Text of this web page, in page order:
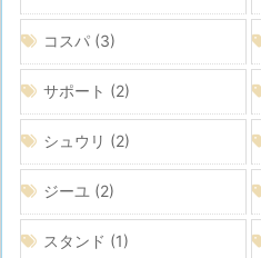
コスパ (3)
サポート (2)
シュウリ (2)
ジーユ (2)
スタンド (1)